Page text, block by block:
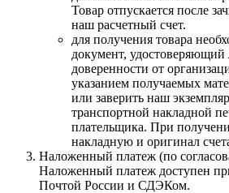
Товар отпускается после
наш расчетный счет.
для получения товара
документ, удостоверяющий
доверенности от
указанием получаемых
или заверить наш
транспортной накладной
плательщика. При
накладную и оригинал
Наложенный платеж (по
Наложенный платеж доступен
Почтой России и СДЭКом.